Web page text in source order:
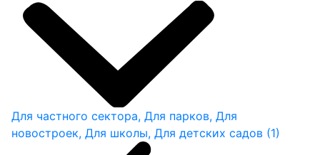
Для частного сектора, Для парков, Для
новостроек, Для школы, Для детских садов (1)